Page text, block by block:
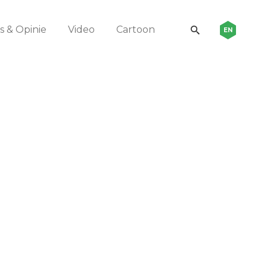
& Opinie Video Cartoon EN